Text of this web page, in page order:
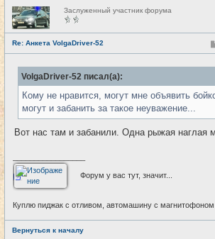
Н
е
в
с
е
т
и
Заслуженный участник форума
Re: Анкета VolgaDriver-52
VolgaDriver-52 писал(а):
Кому не нравится, могут мне объявить
могут и забанить за такое неуважение...
Вот нас там и забанили. Одна рыжая наглая
Форум у вас тут, значит...
Куплю пиджак с отливом, автомашину с
Вернуться к началу